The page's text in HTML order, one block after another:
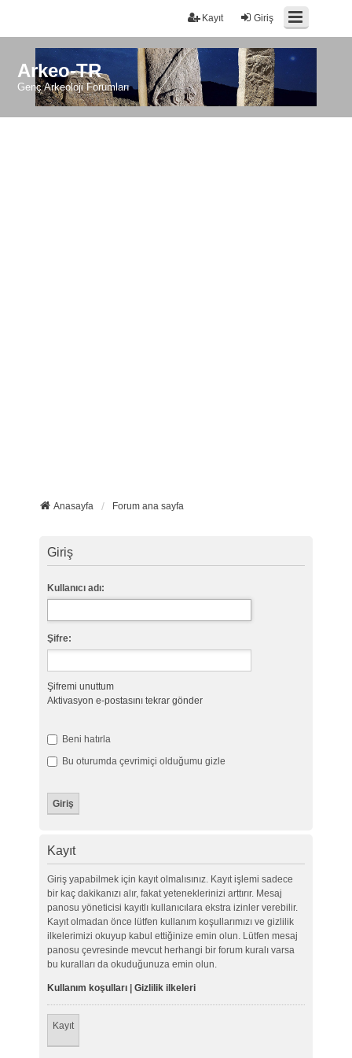
Giriş
Kayıt
Arkeo-TR
Genç Arkeoloji Forumları
Anasayfa Forum ana sayfa
Giriş
Kullanıcı adı:
Şifre:
Şifremi unuttum
Aktivasyon e-postasını tekrar gönder
Beni hatırla
Bu oturumda çevrimiçi olduğumu gizle
Kayıt
Giriş yapabilmek için kayıt olmalısınız. Kayıt işlemi sadece
bir kaç dakikanızı alır, fakat yeteneklerinizi arttırır. Mesaj
panosu yöneticisi kayıtlı kullanıcılara ekstra izinler verebilir.
Kayıt olmadan önce lütfen kullanım koşullarımızı ve gizlilik
ilkelerimizi okuyup kabul ettiğinize emin olun. Lütfen mesaj
panosu çevresinde mevcut herhangi bir forum kuralı varsa
bu kuralları da okuduğunuza emin olun.
Kullanım koşulları| Gizlilik ilkeleri
Kayıt